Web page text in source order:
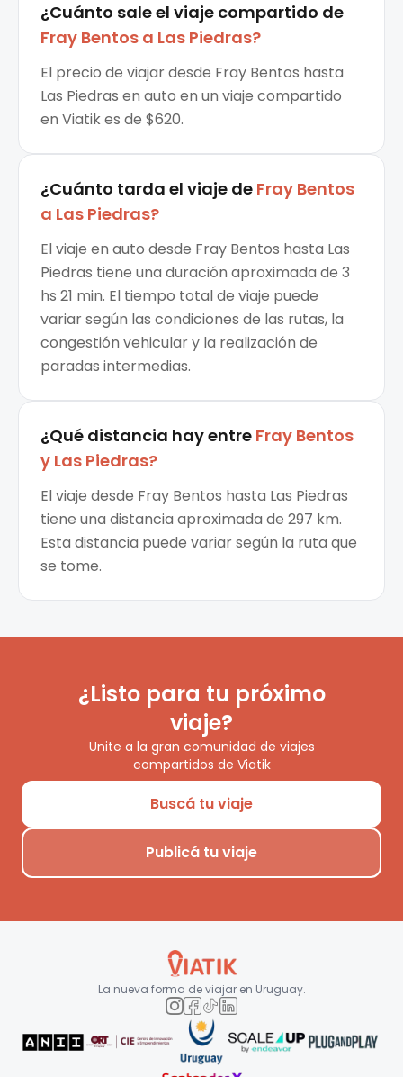
¿Cuánto sale el viaje compartido de
Fray Bentos a Las Piedras?
El precio de viajar desde Fray Bentos hasta
Las Piedras en auto en un viaje compartido
en Viatik es de $620.
¿Cuánto tarda el viaje de Fray Bentos
a Las Piedras?
El viaje en auto desde Fray Bentos hasta Las
Piedras tiene una duración aproximada de 3
hs 21 min. El tiempo total de viaje puede
variar según las condiciones de las rutas, la
congestión vehicular y la realización de
paradas intermedias.
¿Qué distancia hay entre Fray Bentos
y Las Piedras?
El viaje desde Fray Bentos hasta Las Piedras
tiene una distancia aproximada de 297 km.
Esta distancia puede variar según la ruta que
se tome.
¿Listo para tu próximo
viaje?
Unite a la gran comunidad de viajes
compartidos de Viatik
Buscá tu viaje
Publicá tu viaje
La nueva forma de viajar en Uruguay.